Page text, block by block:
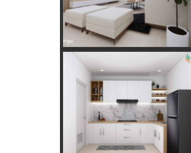
Apakah Feng Shui Buruk Jika Memiliki
Golongan Tarif Listrik PLN dan Cara
Listrik di Rumah
Kebutuhan Listrik anda Besar perlu